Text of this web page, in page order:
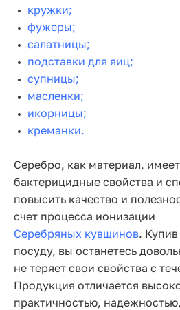
кружки;
фужеры;
салатницы;
подставки для яиц;
супницы;
масленки;
икорницы;
креманки.
Серебро, как материал,
бактерицидные свойства и
повысить качество и
счет процесса ионизации
Серебряных кувшинов.
посуду, вы останетесь
не теряет свои свойства с
Продукция отличается
практичностью, надежностью,